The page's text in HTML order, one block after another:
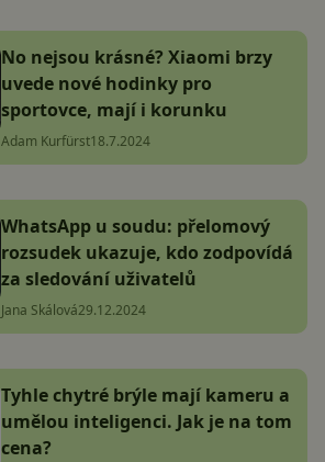
No nejsou krásné? Xiaomi brzy
uvede nové hodinky pro
sportovce, mají i korunku
Adam Kurfürst18.7.2024
WhatsApp u soudu: přelomový
rozsudek ukazuje, kdo zodpovídá
za sledování uživatelů
Jana Skálová29.12.2024
Tyhle chytré brýle mají kameru a
umělou inteligenci. Jak je na tom
cena?